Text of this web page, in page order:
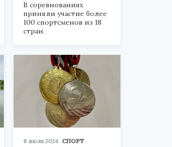
В соревнованиях
приняли участие более
100 спортсменов из 18
стран.
8 июля 2024 СПОРТ